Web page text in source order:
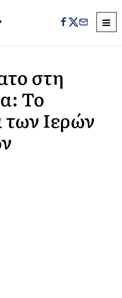
στη
Το
Ιερών